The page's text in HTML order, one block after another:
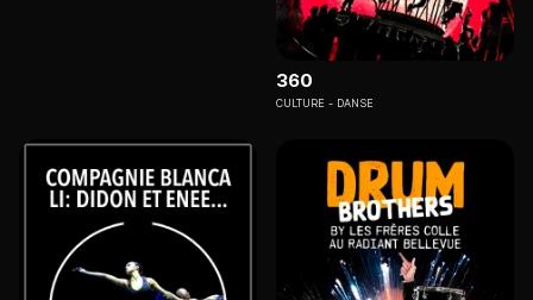
360
CULTURE DANSE